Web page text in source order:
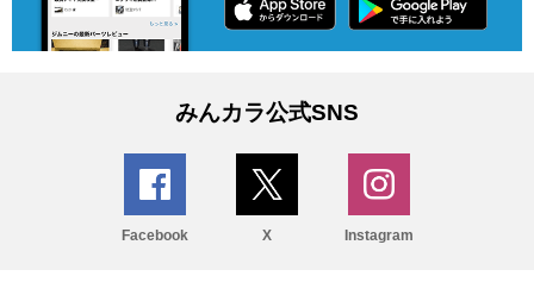
みんカラ公式SNS
Facebook X Instagram